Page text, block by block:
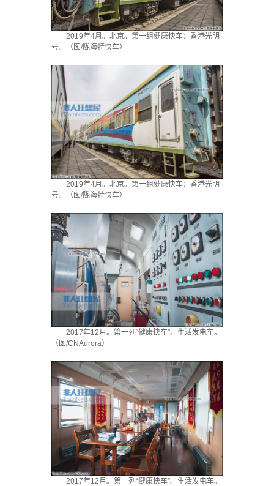
2019年4月。北京。第一组健康快车：香港光明
号。（图/陇海特快车）
2019年4月。北京。第一组健康快车：香港光明
号。（图/陇海特快车）
2017年12月。第一列“健康快车”。生活发电车。
（图/CNAurora）
2017年12月。第一列“健康快车”。生活发电车。